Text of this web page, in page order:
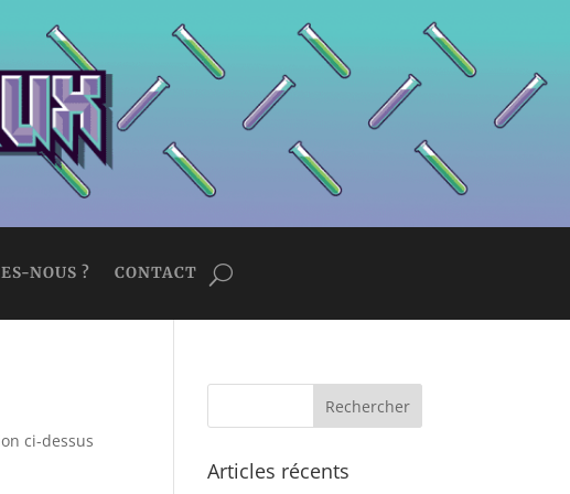
NOUS ? CONTACT
ci-dessus
Articles récents